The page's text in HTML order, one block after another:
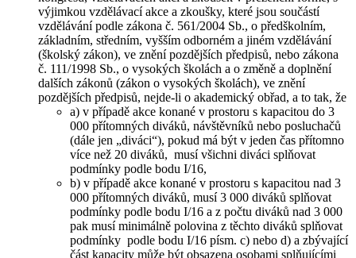
výjimkou vzdělávací akce a zkoušky, které jsou součástí
vzdělávání podle zákona č. 561/2004 Sb., o předškolním,
základním, středním, vyšším odborném a jiném vzdělávání
(školský zákon), ve znění pozdějších předpisů, nebo zákona
č. 111/1998 Sb., o vysokých školách a o změně a doplnění
dalších zákonů (zákon o vysokých školách), ve znění
pozdějších předpisů, nejde-li o akademický obřad, a to tak, že
a) v případě akce konané v prostoru s kapacitou do 3
000 přítomných diváků, návštěvníků nebo posluchačů
(dále jen „diváci“), pokud má být v jeden čas přítomno
více než 20 diváků, musí všichni diváci splňovat
podmínky podle bodu I/16,
b) v případě akce konané v prostoru s kapacitou nad 3
000 přítomných diváků, musí 3 000 diváků splňovat
podmínky podle bodu I/16 a z počtu diváků nad 3 000
pak musí minimálně polovina z těchto diváků splňovat
podmínky podle bodu I/16 písm. c) nebo d) a zbývající
část kapacity může být obsazena osobami splňujícími